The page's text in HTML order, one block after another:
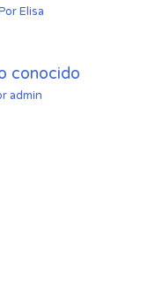
Elisa
conocido
admin